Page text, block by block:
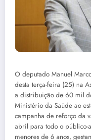
O deputado Manuel
desta terça-feira (25) na
a distribuição de 60 mil
Ministério da Saúde ao
campanha de reforço da
abril para todo o público-
menores de 6 anos,